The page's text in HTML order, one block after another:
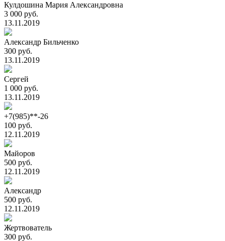
Кулдошина Мария Александровна
3 000 руб.
13.11.2019
Александр Бильченко
300 руб.
13.11.2019
Сергей
1 000 руб.
13.11.2019
+7(985)**-26
100 руб.
12.11.2019
Майоров
500 руб.
12.11.2019
Александр
500 руб.
12.11.2019
Жертвователь
300 руб.